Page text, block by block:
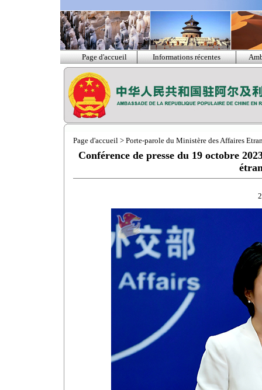
Page d'accueil Informations récentes
Page d'accueil > Porte-parole du Ministère des Affaires
Conférence de presse du 19 octobre